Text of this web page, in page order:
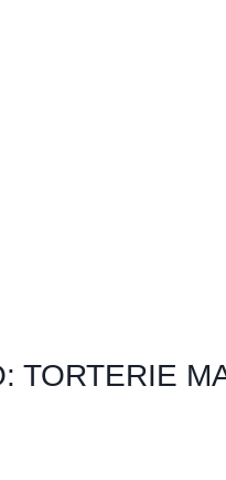
TORTERIE